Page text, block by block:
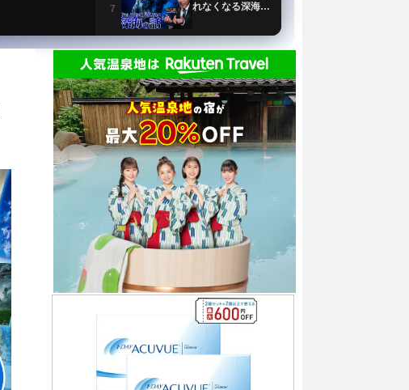
7
れなくなる深海の
8
【イエス・キリス
トの謎】世界25億
人が信じる男の正
体とは？